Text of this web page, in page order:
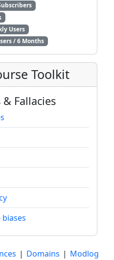
Users
/ 6 Months
Toolkit
Fallacies
| Domains | Modlog